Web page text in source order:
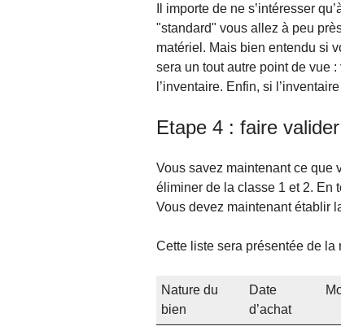
Il importe de ne s’intéresser
"standard" vous allez à peu
matériel. Mais bien entendu si
sera un tout autre point de vue
l’inventaire. Enfin, si
Etape 4 : faire
Vous savez maintenant ce que
éliminer de la classe 1 et 2. En
Vous devez maintenant établir
Cette liste sera présentée de la
Nature du
bien
Date
d’achat